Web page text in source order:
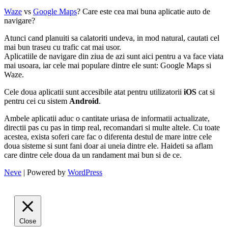
Waze vs Google Maps? Care este cea mai buna aplicatie auto de
navigare?
Atunci cand planuiti sa calatoriti undeva, in mod natural, cautati cel
mai bun traseu cu trafic cat mai usor.
Aplicatiile de navigare din ziua de azi sunt aici pentru a va face viata
mai usoara, iar cele mai populare dintre ele sunt: Google Maps si
Waze.
Cele doua aplicatii sunt accesibile atat pentru utilizatorii iOS cat si
pentru cei cu sistem Android.
Ambele aplicatii aduc o cantitate uriasa de informatii actualizate,
directii pas cu pas in timp real, recomandari si multe altele. Cu toate
acestea, exista soferi care fac o diferenta destul de mare intre cele
doua sisteme si sunt fani doar ai uneia dintre ele. Haideti sa aflam
care dintre cele doua da un randament mai bun si de ce.
Neve | Powered by WordPress
Close